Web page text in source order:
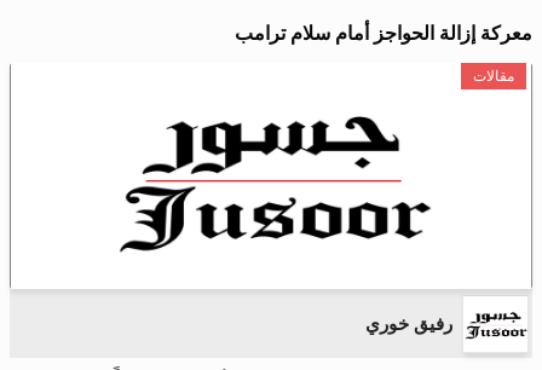
معركة إزالة الحواجز أمام سلام ترامب
مقالات
رفيق خوري